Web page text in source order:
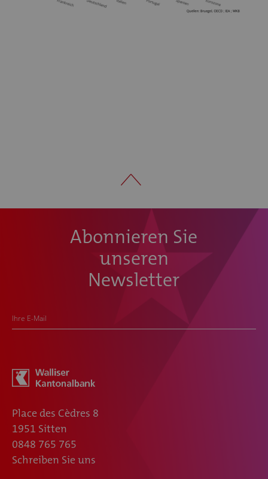
Abonnieren Sie
unseren
Newsletter
Ihre E-Mail
Place des Cèdres 8
1951 Sitten
0848 765 765
Schreiben Sie uns